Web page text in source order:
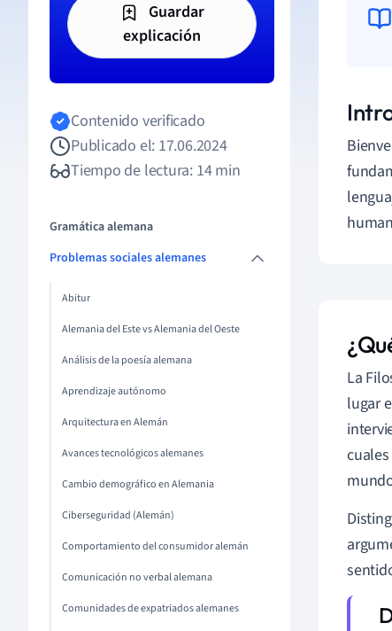
Guardar
explicación
Contenido verificado
Publicado el: 17.06.2024
Tiempo de lectura: 14 min
Gramática alemana
Problemas sociales alemanes
Abitur
Alemania del Este vs Alemania del Oeste
Análisis de la poesía alemana
Aprendizaje autónomo
Arquitectura en Alemán
Avances tecnológicos alemanes
Cambio demográfico en Alemania
Ciberseguridad (Alemán)
Comportamiento del consumidor alemán
Comunicación no verbal alemana
Comunidades de expatriados alemanes
La
lugar